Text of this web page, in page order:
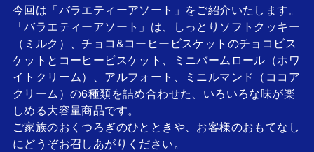
今回は「バラエティーアソート」をご紹介いたします。
「バラエティーアソート」は、しっとりソフトクッキー
（ミルク）、チョコ&コーヒービスケットのチョコビス
ケットとコーヒービスケット、ミニバームロール（ホワ
イトクリーム）、アルフォート、ミニルマンド（ココア
クリーム）の6種類を詰め合わせた、いろいろな味が楽
しめる大容量商品です。
ご家族のおくつろぎのひとときや、お客様のおもてなし
にどうぞお召しあがりください。